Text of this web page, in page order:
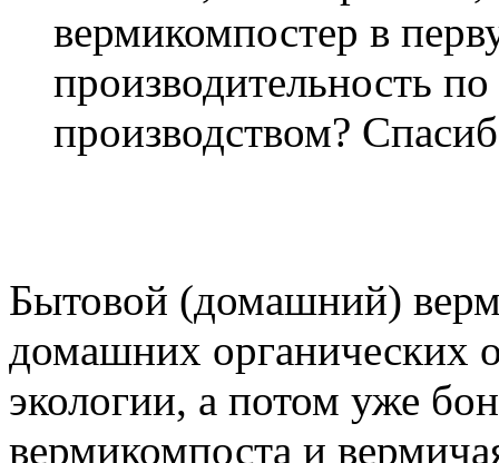
вермикомпостер в
производительность
производством?
Бытовой (домашний)
домашних органических
экологии, а потом уже
вермикомпоста и